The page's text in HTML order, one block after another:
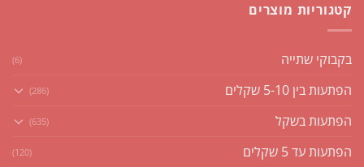
קטגוריות מוצרים
בקבוקי שתייה (6)
הפתעות בין 5-10 שקלים (286)
הפתעות בשקל (635)
הפתעות עד 5 שקלים (120)